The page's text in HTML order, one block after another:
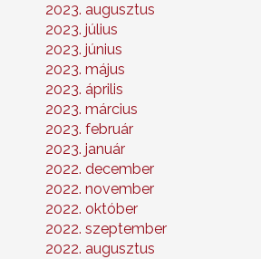
2023. augusztus
2023. július
2023. június
2023. május
2023. április
2023. március
2023. február
2023. január
2022. december
2022. november
2022. október
2022. szeptember
2022. augusztus